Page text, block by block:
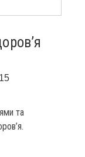
та